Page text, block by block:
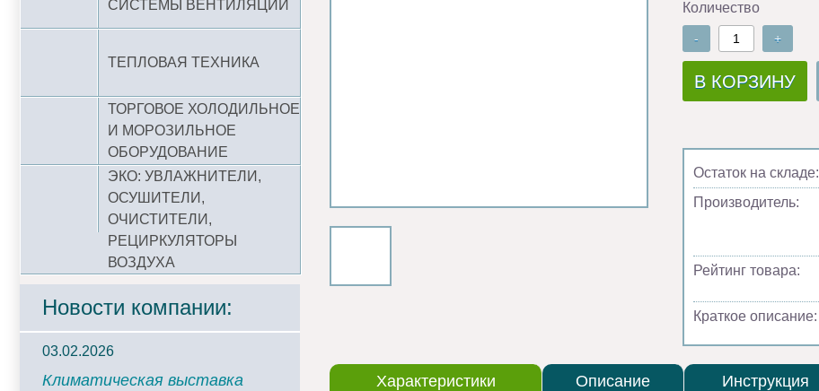
СИСТЕМЫ ВЕНТИЛЯЦИИ
ТЕПЛОВАЯ ТЕХНИКА
ТОРГОВОЕ ХОЛОДИЛЬНОЕ
И МОРОЗИЛЬНОЕ
ОБОРУДОВАНИЕ
ЭКО: УВЛАЖНИТЕЛИ,
ОСУШИТЕЛИ,
ОЧИСТИТЕЛИ,
РЕЦИРКУЛЯТОРЫ
ВОЗДУХА
Новости компании:
03.02.2026
Климатическая выставка
Количество
- +
В КОРЗИНУ
Остаток на складе:
Производитель:
Рейтинг товара:
Краткое описание:
Характеристики Описание Инструкция